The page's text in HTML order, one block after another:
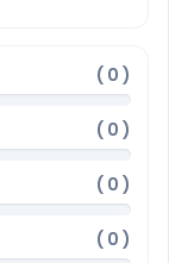
( 0 )
( 0 )
( 0 )
( 0 )